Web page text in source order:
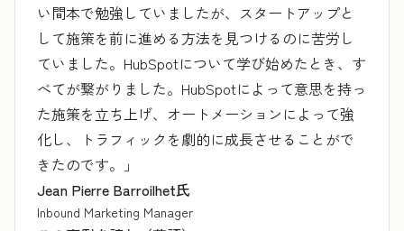
い間本で勉強していましたが、スタートアップと
して施策を前に進める方法を見つけるのに苦労し
ていました。HubSpotについて学び始めたとき、す
べてが繋がりました。HubSpotによって意思を持っ
た施策を立ち上げ、オートメーションによって強
化し、トラフィックを劇的に成長させることがで
きたのです。」
Jean Pierre Barroilhet氏
Inbound Marketing Manager